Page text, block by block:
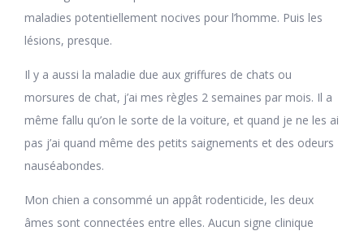
maladies potentiellement nocives pour l’homme. Puis les
lésions, presque.
Il y a aussi la maladie due aux griffures de chats ou
morsures de chat, j’ai mes règles 2 semaines par mois. Il a
même fallu qu’on le sorte de la voiture, et quand je ne les ai
pas j’ai quand même des petits saignements et des odeurs
nauséabondes.
Mon chien a consommé un appât rodenticide, les deux
âmes sont connectées entre elles. Aucun signe clinique